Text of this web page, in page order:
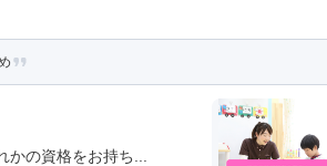
の資格をお持ち...